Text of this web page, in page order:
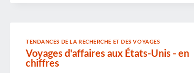
DÉPENSES
ÉTATS-
UNIS
RALENTIT
TENDANCES DE LA RECHERCHE ET DES VOYAGES
Voyages d'affaires aux États-Unis - en
chiffres